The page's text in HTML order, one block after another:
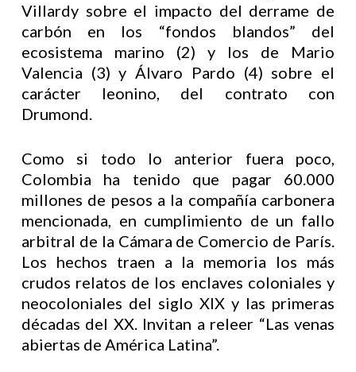
Villardy sobre el impacto del derrame de
carbón en los “fondos blandos” del
ecosistema marino (2) y los de Mario
Valencia (3) y Álvaro Pardo (4) sobre el
carácter leonino, del contrato con
Drumond.
Como si todo lo anterior fuera poco,
Colombia ha tenido que pagar 60.000
millones de pesos a la compañía carbonera
mencionada, en cumplimiento de un fallo
arbitral de la Cámara de Comercio de París.
Los hechos traen a la memoria los más
crudos relatos de los enclaves coloniales y
neocoloniales del siglo XIX y las primeras
décadas del XX. Invitan a releer “Las venas
abiertas de América Latina”.